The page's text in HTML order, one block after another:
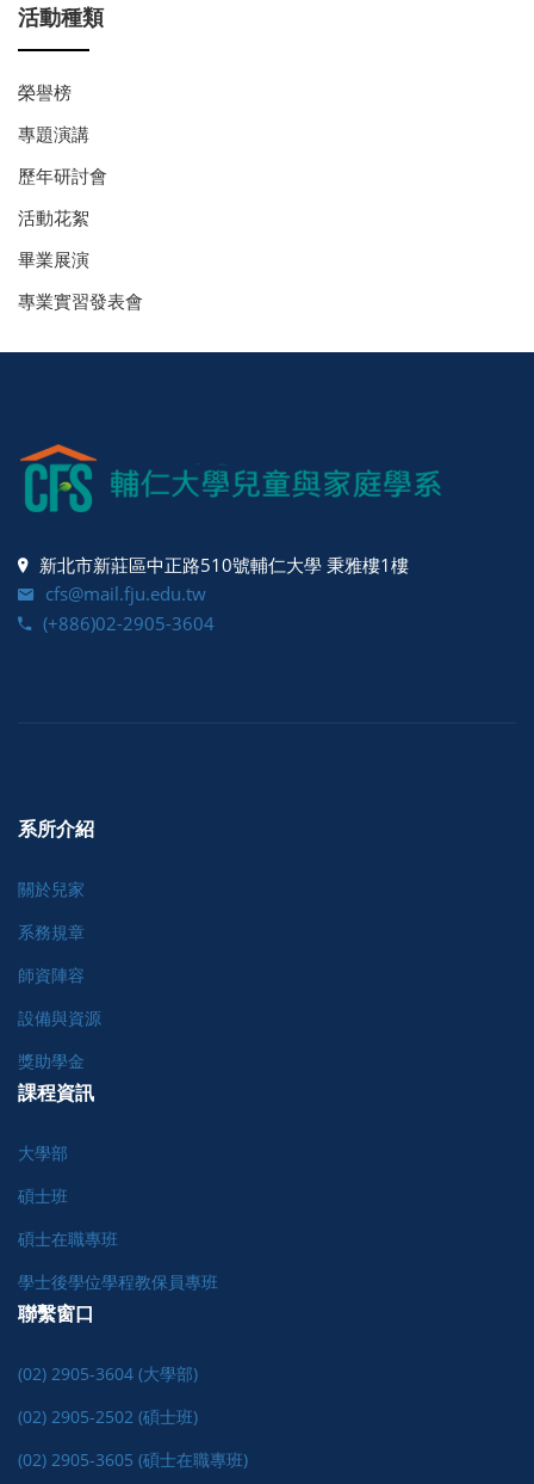
活動種類
榮譽榜
專題演講
歷年研討會
活動花絮
畢業展演
專業實習發表會
新北市新莊區中正路510號輔仁大學 秉雅樓1樓
cfs@mail.fju.edu.tw
(+886)02-2905-3604
系所介紹
關於兒家
系務規章
師資陣容
設備與資源
獎助學金
課程資訊
大學部
碩士班
碩士在職專班
學士後學位學程教保員專班
聯繫窗口
(02) 2905-3604 (大學部)
(02) 2905-2502 (碩士班)
(02) 2905-3605 (碩士在職專班)